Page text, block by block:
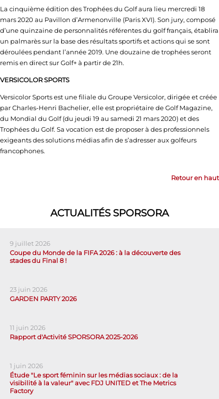
La cinquième édition des Trophées du Golf aura lieu mercredi 18
mars 2020 au Pavillon d’Armenonville (Paris XVI). Son jury, composé
d’une quinzaine de personnalités référentes du golf français, établira
un palmarès sur la base des résultats sportifs et actions qui se sont
déroulées pendant l’année 2019. Une douzaine de trophées seront
remis en direct sur Golf+ à partir de 21h.
VERSICOLOR SPORTS
Versicolor Sports est une filiale du Groupe Versicolor, dirigée et créée
par Charles-Henri Bachelier, elle est propriétaire de Golf Magazine,
du Mondial du Golf (du jeudi 19 au samedi 21 mars 2020) et des
Trophées du Golf. Sa vocation est de proposer à des professionnels
exigeants des solutions médias afin de s’adresser aux golfeurs
francophones.
Retour en haut
ACTUALITÉS SPORSORA
9 juillet 2026
Coupe du Monde de la FIFA 2026 : à la découverte des
stades du Final 8 !
23 juin 2026
GARDEN PARTY 2026
11 juin 2026
Rapport d'Activité SPORSORA 2025-2026
1 juin 2026
Étude "Le sport féminin sur les médias sociaux : de la
visibilité à la valeur" avec FDJ UNITED et The Metrics
Factory